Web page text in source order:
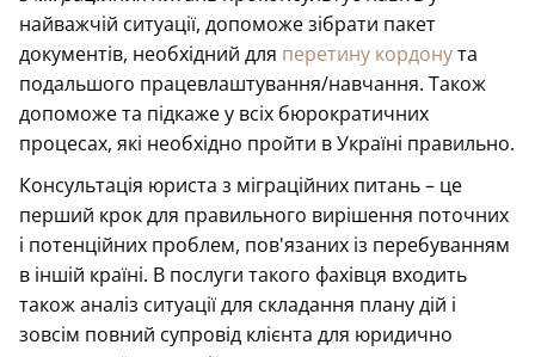
найважчій ситуації, допоможе зібрати пакет
документів, необхідний для перетину кордонута
подальшого працевлаштування/навчання. Також
допоможе та підкаже у всіх бюрократичних
процесах, які необхідно пройти в Україні правильно.
Консультація юриста з міграційних питань – це
перший крок для правильного вирішення поточних
і потенційних проблем, пов'язаних із перебуванням
в іншій країні. В послуги такого фахівця входить
також аналіз ситуації для складання плану дій і
зовсім повний супровід клієнта для юридично